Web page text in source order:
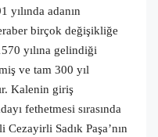
yılında adanın
birçok değişikliğe
yılına gelindiği
ve tam 300 yıl
Kalenin giriş
fethetmesi sırasında
Sadık Paşa’nın